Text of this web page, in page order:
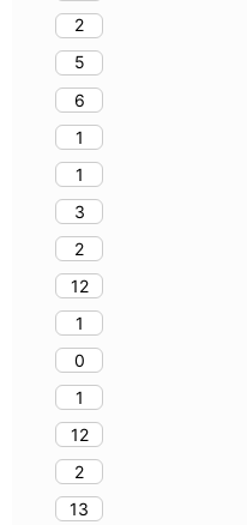
2
5
6
1
1
3
2
12
1
0
1
12
2
13